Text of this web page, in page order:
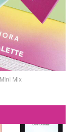
Mix